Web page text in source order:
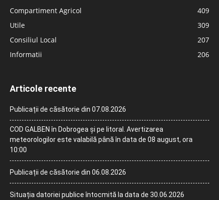
Compartiment Agricol
409
Utile
309
Consiliul Local
207
Informatii
206
Articole recente
Publicații de căsătorie din 07.08.2026
COD GALBEN în Dobrogea și pe litoral. Avertizarea
meteorologilor este valabilă până în data de 08 august, ora
10:00
Publicații de căsătorie din 06.08.2026
Situația datoriei publice întocmită la data de 30.06.2026